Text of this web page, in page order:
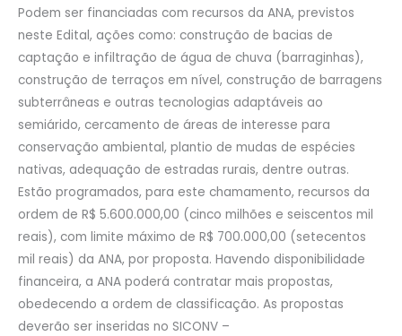
Podem ser financiadas com recursos da ANA, previstos
neste Edital, ações como: construção de bacias de
captação e infiltração de água de chuva (barraginhas),
construção de terraços em nível, construção de barragens
subterrâneas e outras tecnologias adaptáveis ao
semiárido, cercamento de áreas de interesse para
conservação ambiental, plantio de mudas de espécies
nativas, adequação de estradas rurais, dentre outras.
Estão programados, para este chamamento, recursos da
ordem de R$ 5.600.000,00 (cinco milhões e seiscentos mil
reais), com limite máximo de R$ 700.000,00 (setecentos
mil reais) da ANA, por proposta. Havendo disponibilidade
financeira, a ANA poderá contratar mais propostas,
obedecendo a ordem de classificação. As propostas
deverão ser inseridas no SICONV –